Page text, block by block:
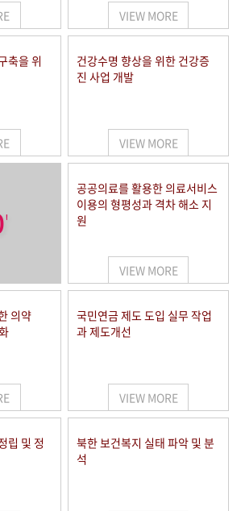
VIEW MORE
축을 위
건강수명 향상을 위한 건강증
진 사업 개발
VIEW MORE
'
공공의료를 활용한 의료서비스
이용의 형평성과 격차 해소 지
원
VIEW MORE
의약
국민연금 제도 도입 실무 작업
과 제도개선
VIEW MORE
립 및 정
북한 보건복지 실태 파악 및 분
석